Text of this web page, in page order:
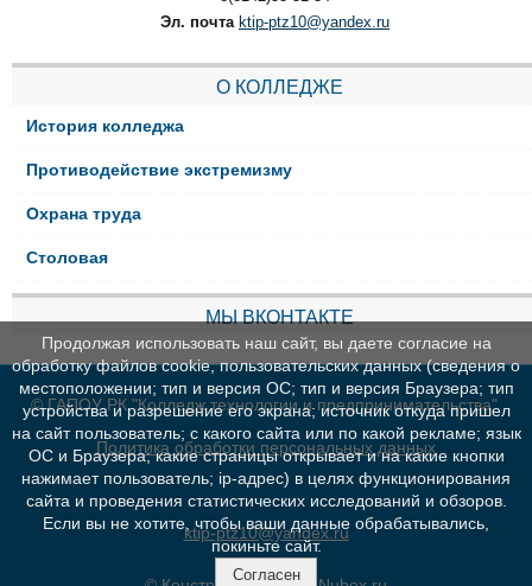
Эл. почта ktip-ptz10@yandex.ru
О КОЛЛЕДЖЕ
История колледжа
Противодействие экстремизму
Охрана труда
Столовая
МЫ ВКОНТАКТЕ
© ГАПОУ РК "Колледж технологии и предпринимательства"
Политика обработки персональных данных
ktip-ptz10@yandex.ru
Продолжая использовать наш сайт, вы даете согласие на
обработку файлов cookie, пользовательских данных (сведения о
местоположении; тип и версия ОС; тип и версия Браузера; тип
устройства и разрешение его экрана; источник откуда пришел
на сайт пользователь; с какого сайта или по какой рекламе; язык
ОС и Браузера; какие страницы открывает и на какие кнопки
нажимает пользователь; ip-адрес) в целях функционирования
сайта и проведения статистических исследований и обзоров.
Если вы не хотите, чтобы ваши данные обрабатывались,
покиньте сайт.
Согласен